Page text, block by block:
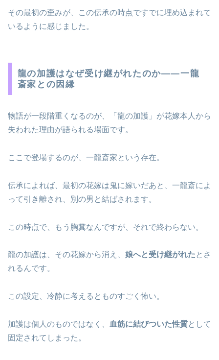
その最初の歪みが、この伝承の時点ですでに埋め込まれて
いるように感じました。
龍の加護はなぜ受け継がれたのか――一龍
斎家との因縁
物語が一段階重くなるのが、「龍の加護」が花嫁本人から
失われた理由が語られる場面です。
ここで登場するのが、一龍斎家という存在。
伝承によれば、最初の花嫁は鬼に嫁いだあと、一龍斎によ
って引き離され、別の男と結ばされます。
この時点で、もう胸糞なんですが、それで終わらない。
龍の加護は、その花嫁から消え、 娘へと受け継がれた とさ
れるんです。
この設定、冷静に考えるとものすごく怖い。
加護は個人のものではなく、 血筋に結びついた性質として
固定されてしまった。